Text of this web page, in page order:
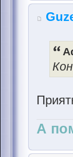
А